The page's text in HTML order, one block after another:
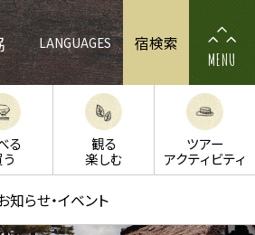
LANGUAGES 宿検索
MENU
る
観る
楽しむ
ツアー
アクティビティ
知らせ・イベント